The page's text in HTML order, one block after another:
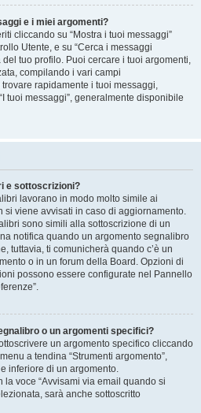
e i miei argomenti?
cliccando su “Mostra i tuoi messaggi”
Utente, e su “Cerca i messaggi
tuo profilo. Puoi cercare i tuoi argomenti,
compilando i vari campi
rapidamente i tuoi messaggi,
tuoi messaggi”, generalmente disponibile
e sottoscrizioni?
lavorano in modo molto simile ai
si viene avvisati in caso di aggiornamento.
sono simili alla sottoscrizione di un
notifica quando un argomento segnalibro
tuttavia, ti comunicherà quando c’è un
o in un forum della Board. Opzioni di
possono essere configurate nel Pannello
o un argomenti specifici?
un argomento specifico cliccando
a tendina “Strumenti argomento”,
inferiore di un argomento.
voce “Avvisami via email quando si
sarà anche sottoscritto